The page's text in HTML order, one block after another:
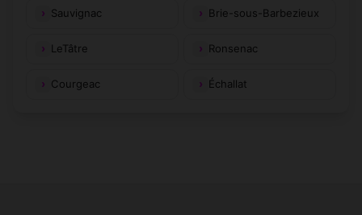
Sauvignac Brie-sous-Barbezieux
LeTâtre Ronsenac
Courgeac Échallat